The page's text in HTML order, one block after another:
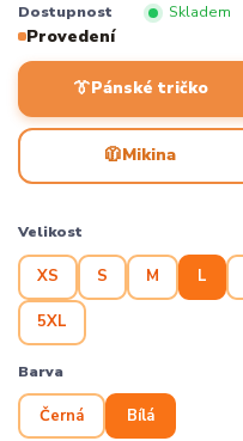
Dostupnost Skladem
Provedení
👔Pánské tričko
🧥Mikina
Velikost
XS S M L
5XL
Barva
Černá Bílá